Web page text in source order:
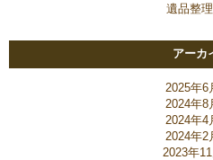
遺品整理
アーカ
2025年6
2024年8
2024年4
2024年2
2023年